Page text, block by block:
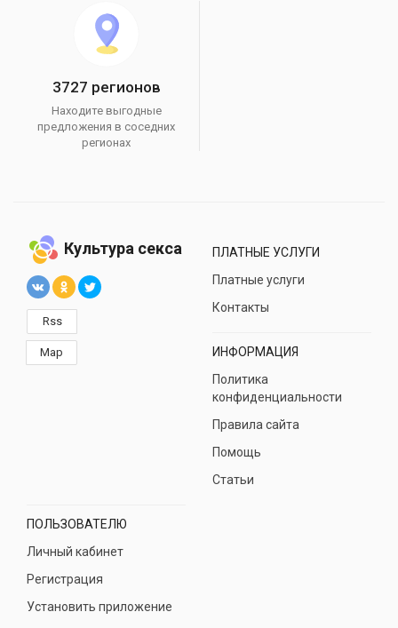
3727 регионов
Находите выгодные
предложения в соседних
регионах
Культура секса
Rss
Map
ПЛАТНЫЕ УСЛУГИ
Платные услуги
Контакты
ИНФОРМАЦИЯ
Политика
конфиденциальности
Правила сайта
Помощь
Статьи
ПОЛЬЗОВАТЕЛЮ
Личный кабинет
Регистрация
Установить приложение